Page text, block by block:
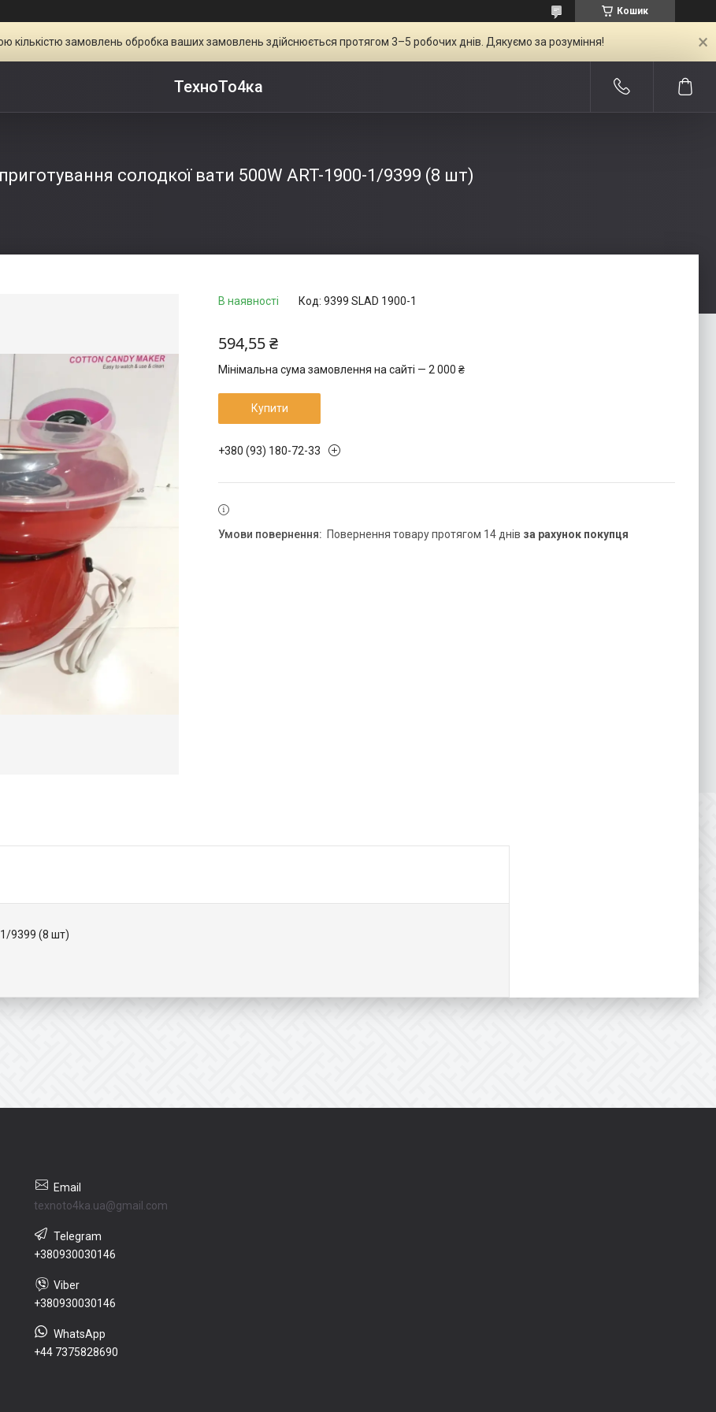
Кошик
кількістю замовлень обробка ваших замовлень здійснюється протягом 3–5 робочих днів. Дякуємо за розуміння!
ТехноТо4ка
солодкої вати 500W ART-1900-1/9399 (8 шт)
В наявності Код: 9399 SLAD 1900-1
594,55 ₴
Мінімальна сума замовлення на сайті — 2 000 ₴
Купити
+380 (93) 180-72-33
повернення товару протягом 14 днів за рахунок покупця
1/9399 (8 шт)
texnoto4ka.ua@gmail.com
+380930030146
+380930030146
+44 7375828690